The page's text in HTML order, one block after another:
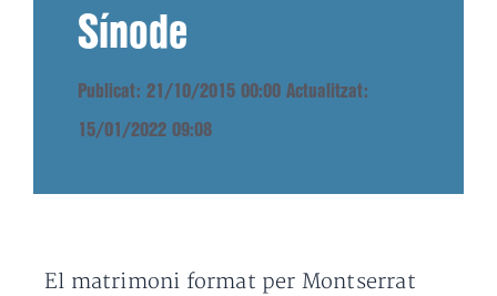
Sínode
Publicat: 21/10/2015 00:00 Actualitzat:
15/01/2022 09:08
El matrimoni format per Montserrat